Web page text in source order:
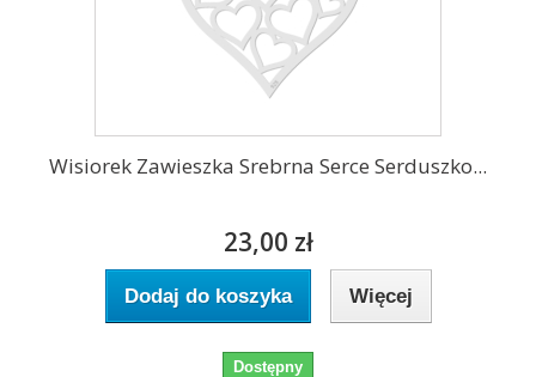
Wisiorek Zawieszka Srebrna Serce Serduszko...
23,00 zł
Dodaj do koszyka Więcej
Dostępny